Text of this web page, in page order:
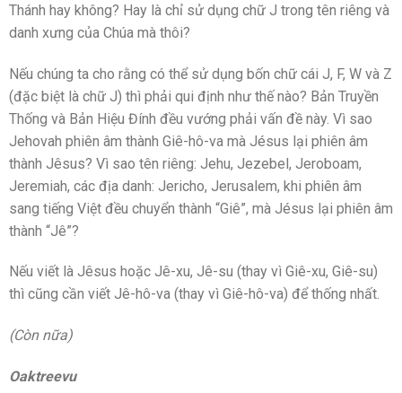
Thánh hay không? Hay là chỉ sử dụng chữ J trong tên riêng và
danh xưng của Chúa mà thôi?
Nếu chúng ta cho rằng có thể sử dụng bốn chữ cái J, F, W và Z
(đặc biệt là chữ J) thì phải qui định như thế nào? Bản Truyền
Thống và Bản Hiệu Đính đều vướng phải vấn đề này. Vì sao
Jehovah phiên âm thành Giê-hô-va mà Jésus lại phiên âm
thành Jêsus? Vì sao tên riêng: Jehu, Jezebel, Jeroboam,
Jeremiah, các địa danh: Jericho, Jerusalem, khi phiên âm
sang tiếng Việt đều chuyển thành “Giê”, mà Jésus lại phiên âm
thành “Jê”?
Nếu viết là Jêsus hoặc Jê-xu, Jê-su (thay vì Giê-xu, Giê-su)
thì cũng cần viết Jê-hô-va (thay vì Giê-hô-va) để thống nhất.
(Còn nữa)
Oaktreevu